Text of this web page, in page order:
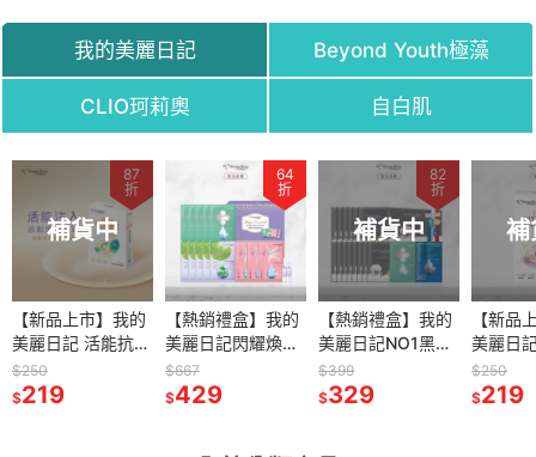
2027/
我的美麗日記 Beyond Youth極藻
CLIO珂莉奧 自白肌
補貨中
87
折
【新品上市】我的
美麗日記 活能抗老
淨亮面膜5入
$250
$219
64
折
【熱銷禮盒】我的
美麗日記閃耀煥新
超能禮盒組(共13
片面膜+2支安瓶)
$667
$429
補貨中
82
折
【熱銷禮盒】我的
美麗日記NO1黑珍
珠保濕煥白禮盒16
入 (效期：
$399
$329
補
【新品
美麗日
緊緻面
$250
$219
YOUTH
獎禮盒
：
補貨中
【新品上市】
【BEYOND
YOUTH】 PRO超
能舒緩精華面膜4
補貨中
BEYOND YOUTH
全能賦活青春潔顏
BEYOND YOUTH
青春璀璨得獎禮盒
補
CLIO
黑防水
超激細
#02)
$380
$342